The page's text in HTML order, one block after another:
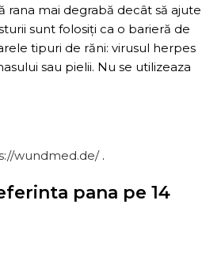
rana mai degrabă decât să ajute
sunt folosiți ca o barieră de
tipuri de răni: virusul herpes
sau pielii. Nu se utilizeaza
wundmed.de/.
pana pe 14